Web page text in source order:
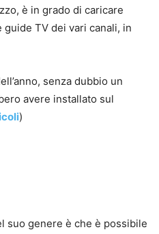
è in grado di caricare
TV dei vari canali, in
senza dubbio un
avere installato sul
)
suo genere è che è possibile